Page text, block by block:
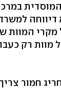
המוות
מוות רק
חמור